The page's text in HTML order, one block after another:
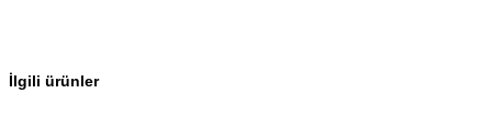
İlgili ürünler